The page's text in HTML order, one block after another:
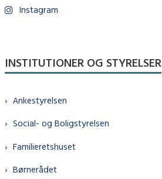
Instagram
INSTITUTIONER OG STYRELSER
Ankestyrelsen
Social- og Boligstyrelsen
Familieretshuset
Børnerådet